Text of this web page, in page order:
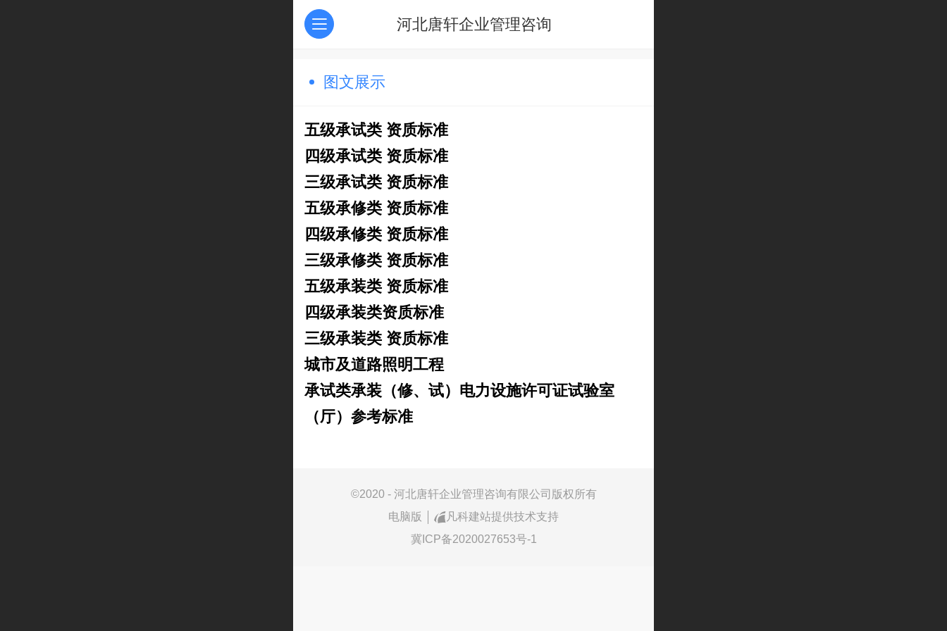
河北唐轩企业管理咨询
图文展示
五级承试类 资质标准
四级承试类 资质标准
三级承试类 资质标准
五级承修类 资质标准
四级承修类 资质标准
三级承修类 资质标准
五级承装类 资质标准
四级承装类资质标准
三级承装类 资质标准
城市及道路照明工程
承试类承装（修、试）电力设施许可证试验室
（厅）参考标准
©2020 - 河北唐轩企业管理咨询有限公司版权所有
电脑版
凡科建站提供技术支持
冀ICP备2020027653号-1